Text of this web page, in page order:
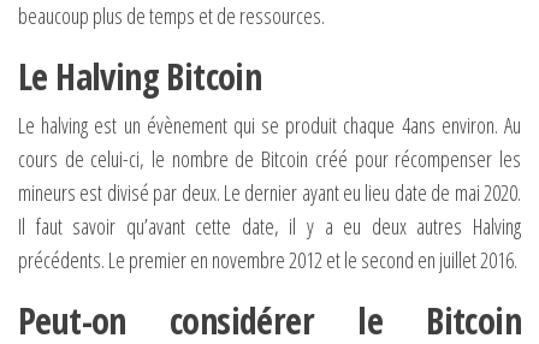
beaucoup plus de temps et de ressources.
Le Halving Bitcoin
Le halving est un évènement qui se produit chaque 4ans environ. Au
cours de celui-ci, le nombre de Bitcoin créé pour récompenser les
mineurs est divisé par deux. Le dernier ayant eu lieu date de mai 2020.
Il faut savoir qu’avant cette date, il y a eu deux autres Halving
précédents. Le premier en novembre 2012 et le second en juillet 2016.
Peut-on considérer le Bitcoin